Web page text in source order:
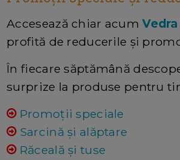
Accesează chiar acum
profită de reducerile și
În fiecare săptămână
surprize la produse pentru
Promoții speciale
Sarcină și alăptare
Răceală și tuse